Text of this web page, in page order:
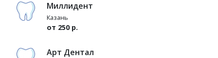
Миллидент
Казань
от 250 р.
Арт Дентал